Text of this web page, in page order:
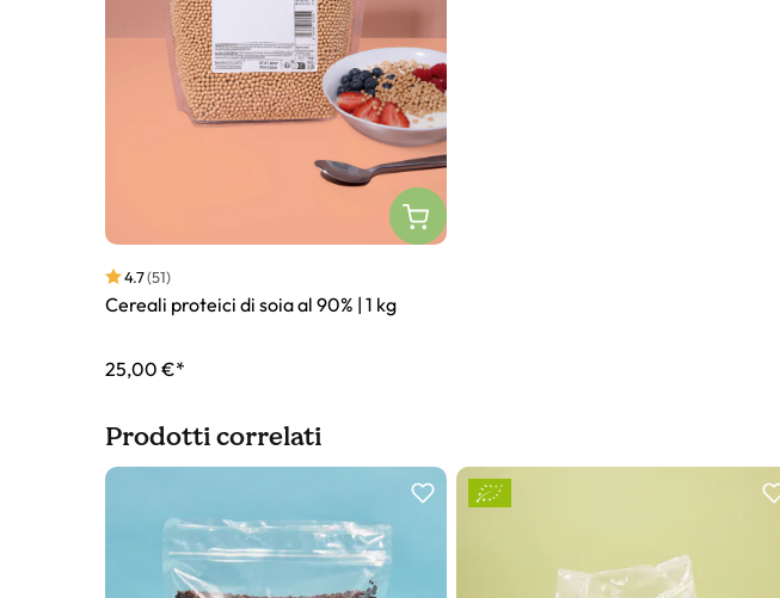
4.7(51)
Cereali proteici di soia al 90% | 1 kg
25,00 €*
Prodotti correlati
Slider prodotto